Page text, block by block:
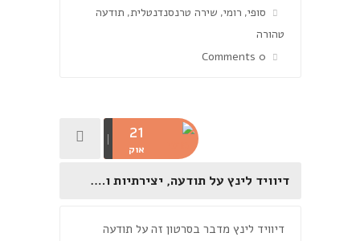
סופי, רומי, שירה טרנסנדנטלית, תודעה
טהורה
0 Comments
21
אוק
דיוויד לינץ על תודעה, יצירתיות ו….
דיוויד לינץ מדבר בסרטון זה על תודעה